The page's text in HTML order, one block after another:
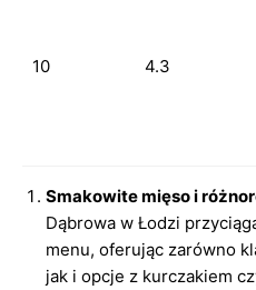
10 4.3
Smakowite mięso i
Dąbrowa w Łodzi
menu, oferując zarówno
jak i opcje z kurczakiem